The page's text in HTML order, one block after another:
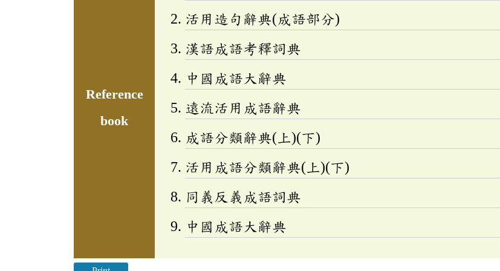
Reference
book
活用造句辭典(成語部分)
漢語成語考釋詞典
中國成語大辭典
遠流活用成語辭典
成語分類辭典(上)(下)
活用成語分類辭典(上)(下)
同義反義成語詞典
中國成語大辭典